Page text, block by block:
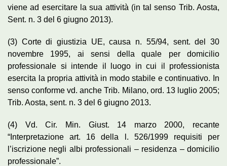
viene ad esercitare la sua attività (in tal senso Trib. Aosta,
Sent. n. 3 del 6 giugno 2013).
(3) Corte di giustizia UE, causa n. 55/94, sent. del 30
novembre 1995, ai sensi della quale per domicilio
professionale si intende il luogo in cui il professionista
esercita la propria attività in modo stabile e continuativo. In
senso conforme vd. anche Trib. Milano, ord. 13 luglio 2005;
Trib. Aosta, sent. n. 3 del 6 giugno 2013.
(4) Vd. Cir. Min. Giust. 14 marzo 2000, recante
“Interpretazione art. 16 della l. 526/1999 requisiti per
l’iscrizione negli albi professionali – residenza – domicilio
professionale”.